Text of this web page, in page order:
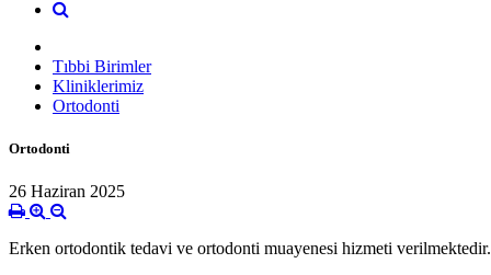
Tıbbi Birimler
Kliniklerimiz
Ortodonti
Ortodonti
26 Haziran 2025
Erken ortodontik tedavi ve ortodonti muayenesi hizmeti verilmektedir.